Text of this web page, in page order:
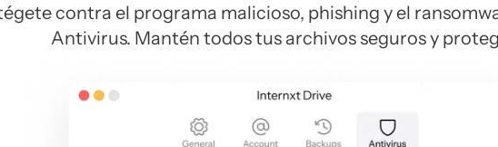
contra el programa malicioso, phishing y el
Antivirus. Mantén todos tus archivos seguros y